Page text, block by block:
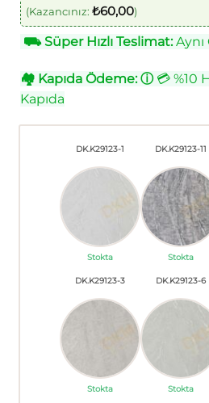
(Kazancınız: ₺60,00)
⛟Süper Hızlı Teslimat:Aynı
🏘 Kapıda Ödeme: ⓘ💳 %10
Kapıda
DK.K29123-1
Stokta
DK.K29123-11
Stokta
DK.K29123-3
Stokta
DK.K29123-6
Stokta